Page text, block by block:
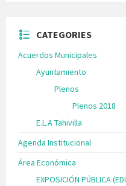
CATEGORIES
Acuerdos Municipales
Ayuntamiento
Plenos
Plenos 2018
E.L.A Tahivilla
Agenda Institucional
Área Económica
EXPOSICIÓN PÚBLICA